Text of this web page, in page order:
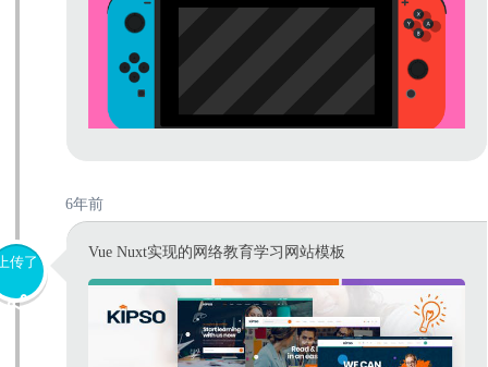
6年前
传了
Vue Nuxt实现的网络教育学习网站模板